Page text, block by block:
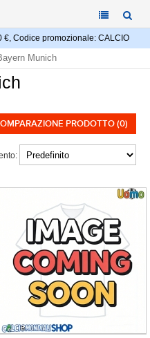
Codice promozionale: CALCIO
Munich
PRODOTTO (0)